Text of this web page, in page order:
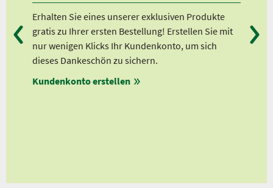
Erhalten Sie eines unserer exklusiven Produkte
gratis zu Ihrer ersten Bestellung! Erstellen Sie mit
nur wenigen Klicks Ihr Kundenkonto, um sich
dieses Dankeschön zu sichern.
Kundenkonto erstellen
Ab